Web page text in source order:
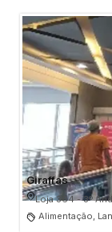
Giraffas
Loja 364 - 3º
Alimentação,